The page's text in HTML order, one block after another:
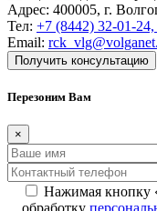
Адрес: 400005, г.
Тел: +7 (8442) 32-01-
Email:
Получить консультацию
Перезоним Вам
×
Нажимая кнопку